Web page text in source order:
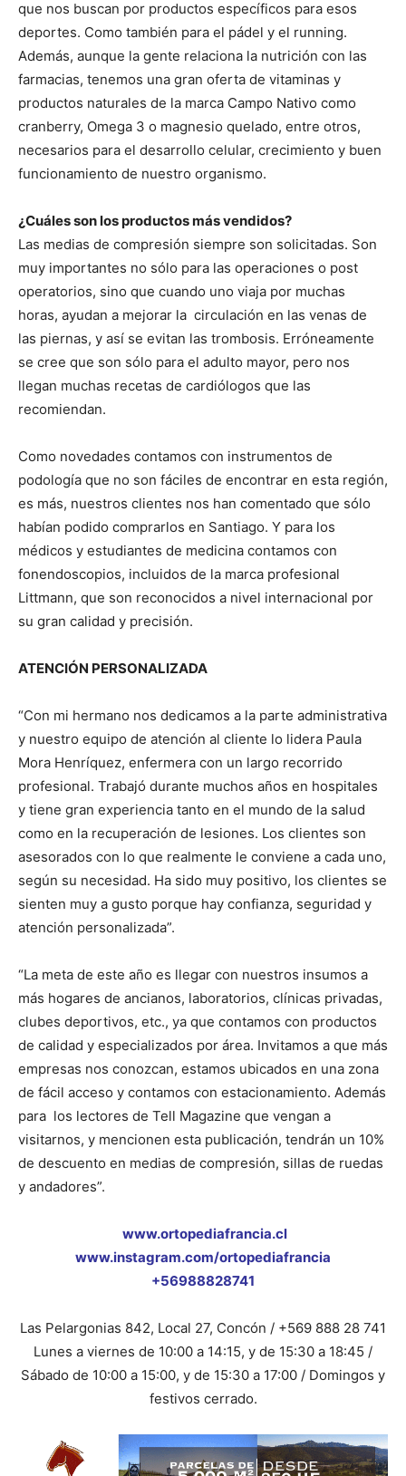
que nos buscan por productos específicos para esos
deportes. Como también para el pádel y el running.
Además, aunque la gente relaciona la nutrición con las
farmacias, tenemos una gran oferta de vitaminas y
productos naturales de la marca Campo Nativo como
cranberry, Omega 3 o magnesio quelado, entre otros,
necesarios para el desarrollo celular, crecimiento y buen
funcionamiento de nuestro organismo.
¿Cuáles son los productos más vendidos?
Las medias de compresión siempre son solicitadas. Son
muy importantes no sólo para las operaciones o post
operatorios, sino que cuando uno viaja por muchas
horas, ayudan a mejorar la circulación en las venas de
las piernas, y así se evitan las trombosis. Erróneamente
se cree que son sólo para el adulto mayor, pero nos
llegan muchas recetas de cardiólogos que las
recomiendan.
Como novedades contamos con instrumentos de
podología que no son fáciles de encontrar en esta región,
es más, nuestros clientes nos han comentado que sólo
habían podido comprarlos en Santiago. Y para los
médicos y estudiantes de medicina contamos con
fonendoscopios, incluidos de la marca profesional
Littmann, que son reconocidos a nivel internacional por
su gran calidad y precisión.
ATENCIÓN PERSONALIZADA
“Con mi hermano nos dedicamos a la parte administrativa
y nuestro equipo de atención al cliente lo lidera Paula
Mora Henríquez, enfermera con un largo recorrido
profesional. Trabajó durante muchos años en hospitales
y tiene gran experiencia tanto en el mundo de la salud
como en la recuperación de lesiones. Los clientes son
asesorados con lo que realmente le conviene a cada uno,
según su necesidad. Ha sido muy positivo, los clientes se
sienten muy a gusto porque hay confianza, seguridad y
atención personalizada”.
“La meta de este año es llegar con nuestros insumos a
más hogares de ancianos, laboratorios, clínicas privadas,
clubes deportivos, etc., ya que contamos con productos
de calidad y especializados por área. Invitamos a que más
empresas nos conozcan, estamos ubicados en una zona
de fácil acceso y contamos con estacionamiento. Además
para los lectores de Tell Magazine que vengan a
visitarnos, y mencionen esta publicación, tendrán un 10%
de descuento en medias de compresión, sillas de ruedas
y andadores”.
www.ortopediafrancia.cl
www.instagram.com/ortopediafrancia
+56988828741
Las Pelargonias 842, Local 27, Concón / +569 888 28 741
Lunes a viernes de 10:00 a 14:15, y de 15:30 a 18:45 /
Sábado de 10:00 a 15:00, y de 15:30 a 17:00 / Domingos y
festivos cerrado.